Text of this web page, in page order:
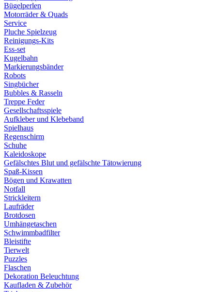
Bügelperlen
Motorräder & Quads
Service
Pluche Spielzeug
Reinigungs-Kits
Ess-set
Kugelbahn
Markierungsbänder
Robots
Singbücher
Bubbles & Rasseln
Treppe Feder
Gesellschaftsspiele
Aufkleber und Klebeband
Spielhaus
Regenschirm
Schuhe
Kaleidoskope
Gefälschtes Blut und gefälschte Tätowierung
Spaß-Kissen
Bögen und Krawatten
Notfall
Strickleitern
Laufräder
Brotdosen
Umhängetaschen
Schwimmbadfilter
Bleistifte
Tierwelt
Puzzles
Flaschen
Dekoration Beleuchtung
Kaufladen & Zubehör